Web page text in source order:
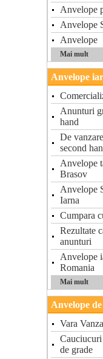
Anvelope
Anvelope
Anvelope
Mai mult
Anvelope
Anunturi
hand
De
second
Anvelope
Brasov
Anvelope
Iarna
Cumpara
Rezultate
anunturi
Anvelope
Romania
Mai mult
Anvelope
Vara
de grade